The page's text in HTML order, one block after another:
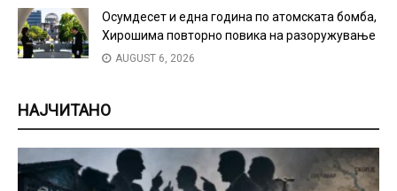
Осумдесет и една година по атомската бомба,
Хирошима повторно повика на разоружување
AUGUST 6, 2026
НАЈЧИТАНО